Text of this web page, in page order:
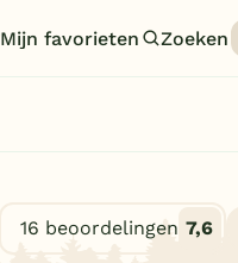
Mijn favorieten Zoeken
16 beoordelingen 7,6